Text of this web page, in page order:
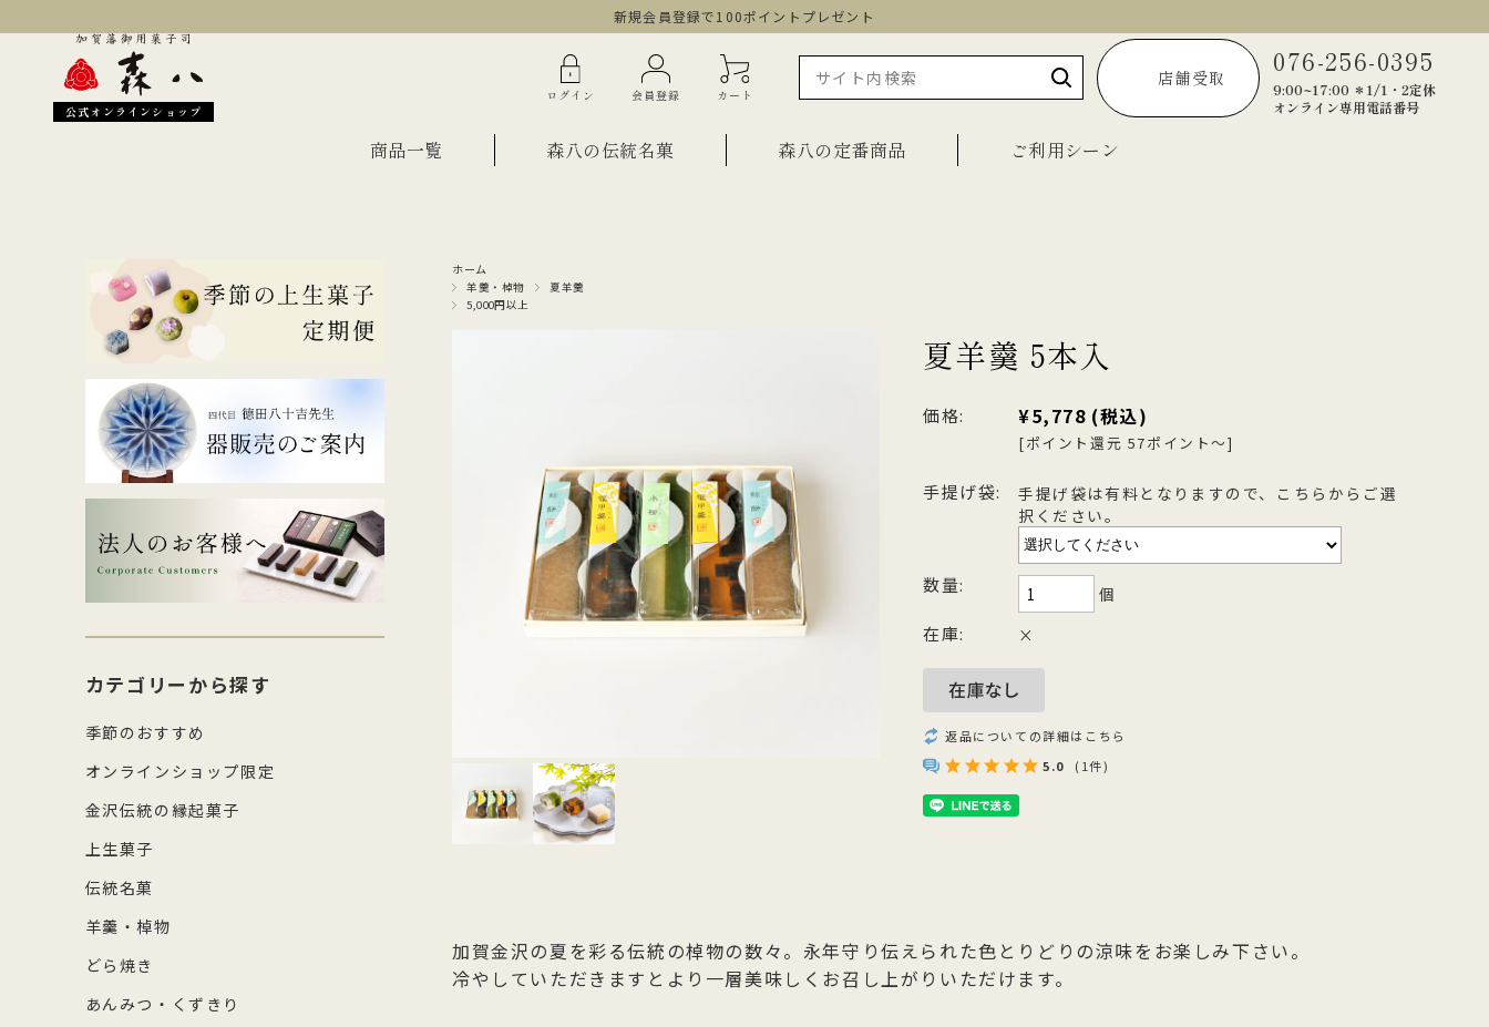
新規会員登録で100ポイントプレゼント
公式オンラインショップ
ログイン 会員登録 カート
店舗受取
076-256-0395
9:00~17:00 ＊1/1・2定休
オンライン専用電話番号
商品一覧
季節のおすすめ
オンラインショップ限定商品
金沢伝統の縁起菓子
伝統名菓
どら焼き
生菓子・饅頭
その他のお菓子
涼菓
キッズわがし
和菓子作り体験セット
雑貨・書籍
手提げ袋
メッセージカード
メディア掲載商品
3,000円～3,999円
4,000円～4,999円
5,000円以上
森八の伝統名菓
長生殿
四百年間かわらぬ製法を守り続け日
本三名菓の随一と称えられておりま
す。
千歳
コクのあるこし餡を飴炊きのコシの
強い求肥で包み上げ、紅白の和三盆
糖を贅沢にまぶした森八の代表名
黒羊羹「玄」
純度の高い氷砂糖と極上の糸寒天を
使用し、さっぱりとした上品な甘さ
が特徴です。４種類のサイズ展開を
ご用意。
黒羊羹「匠」
森八の昔ながらの黒羊羹。玄と比較
して、米飴を贅沢に使用しており、
濃厚でコクのある甘さが特徴です。
森八の定番商品
蛇玉もなか
森八の商標「蛇玉」を形にした、香
ばしい加賀のもなか種としっとりと
したこし餡が魅力
もち皮どら焼き 宝達
しっとりとしたもち皮に良質な国内
産小豆のつぶあんを包み込んだ人気
の森八定番菓子
小型羊羹「粋」
お召上がりやすい形に仕上げた小型
羊羹「粋」は加賀金沢の天然の伏流
水と厳選素材を使用
宝達葛くずきり
400年の歴史を誇る「宝達葛」を用
いた、つるりとした爽やかなのどご
しが自慢のくずきり
ご利用シーン
ギフト・詰合せ ご自宅用・少量セット お祝い菓子 ご法要・弔事
ホーム
羊羹・棹物
夏羊羹
5,000円以上
夏羊羹 5本入
価格: ¥5,778 (税込)
[ポイント還元 57ポイント～]
手提げ袋:
手提げ袋は有料となりますので、こちらからご選
択ください。
数量: 個
在庫: ×
返品についての詳細はこちら
5.0
(1件)
加賀金沢の夏を彩る伝統の棹物の数々。永年守り伝えられた色とりどりの涼味をお楽しみ下さい。
冷やしていただきますとより一層美味しくお召し上がりいただけます。
カテゴリーから探す
季節のおすすめ
オンラインショップ限定
金沢伝統の縁起菓子
上生菓子
伝統名菓
羊羹・棹物
どら焼き
あんみつ・くずきり